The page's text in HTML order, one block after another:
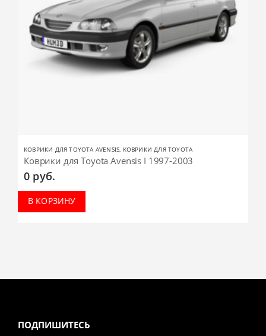
КОВРИКИ ДЛЯ TOYOTA AVENSIS, КОВРИКИ ДЛЯ TOYOTA
Коврики для Toyota Avensis I 1997-2003
0 руб.
В КОРЗИНУ
ПОДПИШИТЕСЬ